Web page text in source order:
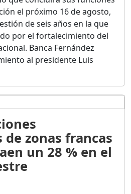
el próximo 16 de agosto,
de seis años en la que
por el fortalecimiento del
Banca Fernández
al presidente Luis
zonas francas
un 28 % en el